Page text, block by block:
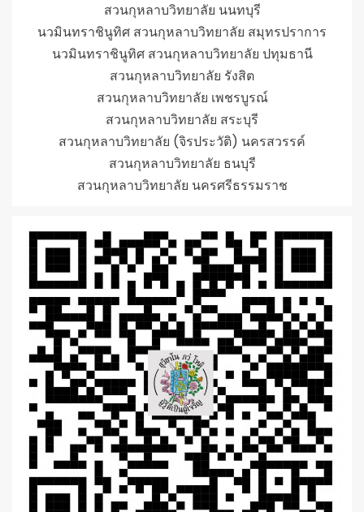
สวนกุหลาบวิทยาลัย นนทบุรี
นวมินทราชินูทิศ สวนกุหลาบวิทยาลัย สมุทรปราการ
นวมินทราชินูทิศ สวนกุหลาบวิทยาลัย ปทุมธานี
สวนกุหลาบวิทยาลัย รังสิต
สวนกุหลาบวิทยาลัย เพชรบูรณ์
สวนกุหลาบวิทยาลัย สระบุรี
สวนกุหลาบวิทยาลัย (จิรประวัติ) นครสวรรค์
สวนกุหลาบวิทยาลัย ธนบุรี
สวนกุหลาบวิทยาลัย นครศรีธรรมราช